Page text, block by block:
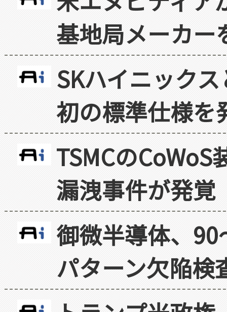
基地局メーカー
SKハイニック
初の標準仕様を
TSMCの
漏洩事件が発覚
御微半導体、
パターン欠陥検